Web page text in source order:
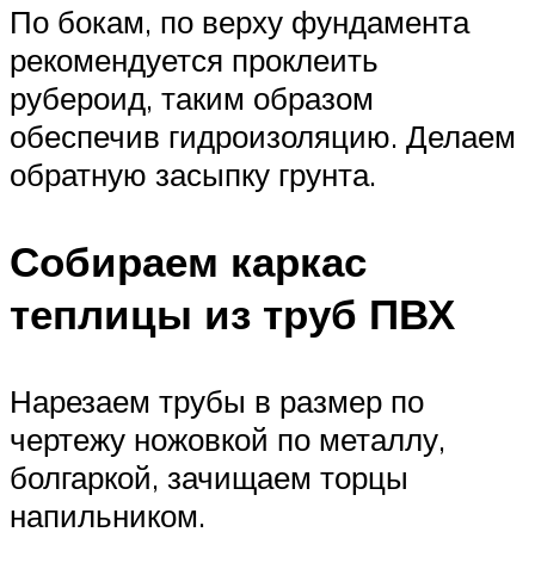
По бокам, по верху фундамента
рекомендуется проклеить
рубероид, таким образом
обеспечив гидроизоляцию. Делаем
обратную засыпку грунта.
Собираем каркас
теплицы из труб ПВХ
Нарезаем трубы в размер по
чертежу ножовкой по металлу,
болгаркой, зачищаем торцы
напильником.